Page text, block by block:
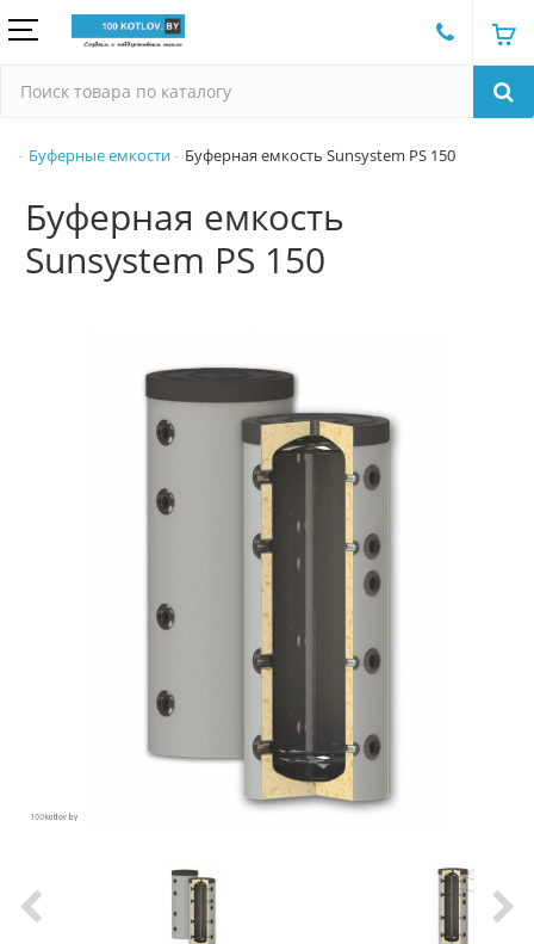
Буферные емкости Буферная емкость Sunsystem PS 150
Буферная емкость
Sunsystem PS 150